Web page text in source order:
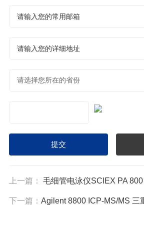
上一篇： 毛细管电泳仪SCIEX PA 800
下一篇： Agilent 8800 ICP-MS/MS 三重四极杆质谱仪/电